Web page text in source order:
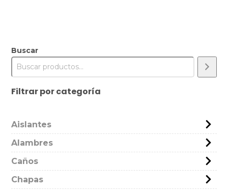
Buscar
Filtrar por categoría
Aislantes
Alambres
Caños
Chapas